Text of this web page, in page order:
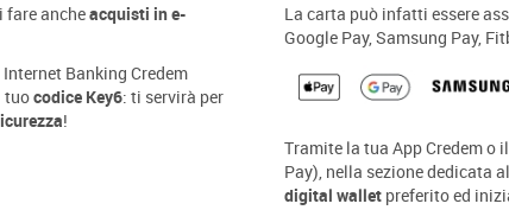
fare ancheacquisti in e-
Banking Credem
tuocodice Key6: ti servirà per
!
La carta può infatti essere
Google Pay, Samsung Pay,
Tramite la tua App Credem o
Pay), nella sezione dedicata
digital wallet preferito ed